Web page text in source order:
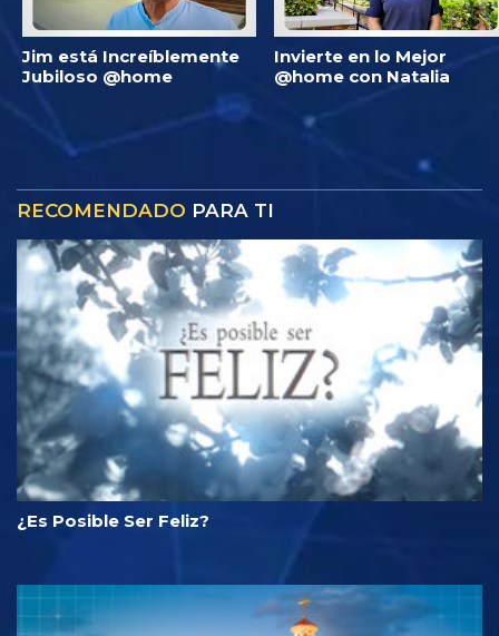
Jim está Increíblemente
Jubiloso @home
Invierte en lo Mejor
@home con Natalia
RECOMENDADO PARA TI
¿Es Posible Ser Feliz?